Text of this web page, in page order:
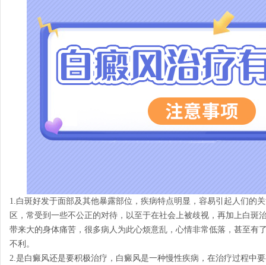
1.白斑好发于面部及其他暴露部位，疾病特点明显，容易引起人们的
区，常受到一些不公正的对待，以至于在社会上被歧视，再加上白斑
带来大的身体痛苦，很多病人为此心烦意乱，心情非常低落，甚至有
不利。
2.是白癜风还是要积极治疗，白癜风是一种慢性疾病，在治疗过程中